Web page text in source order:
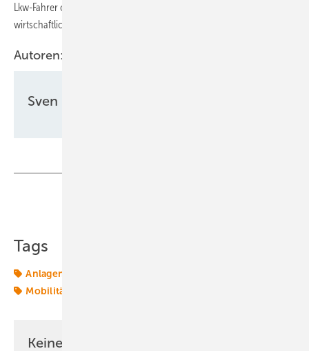
Lkw-Fahrer ohne große Umwege laden können und die Ladestationen
wirtschaftlich werden.
Autoren:
Sven Ullrich
Tags
Anlagen
Mobilität
Keine Zeit? Kein Problem mit dem ERE